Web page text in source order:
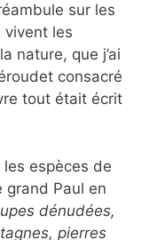
sur les
vivent les
nature, que j’ai
consacré
tout était écrit
les espèces de
grand Paul en
dénudées,
pierres